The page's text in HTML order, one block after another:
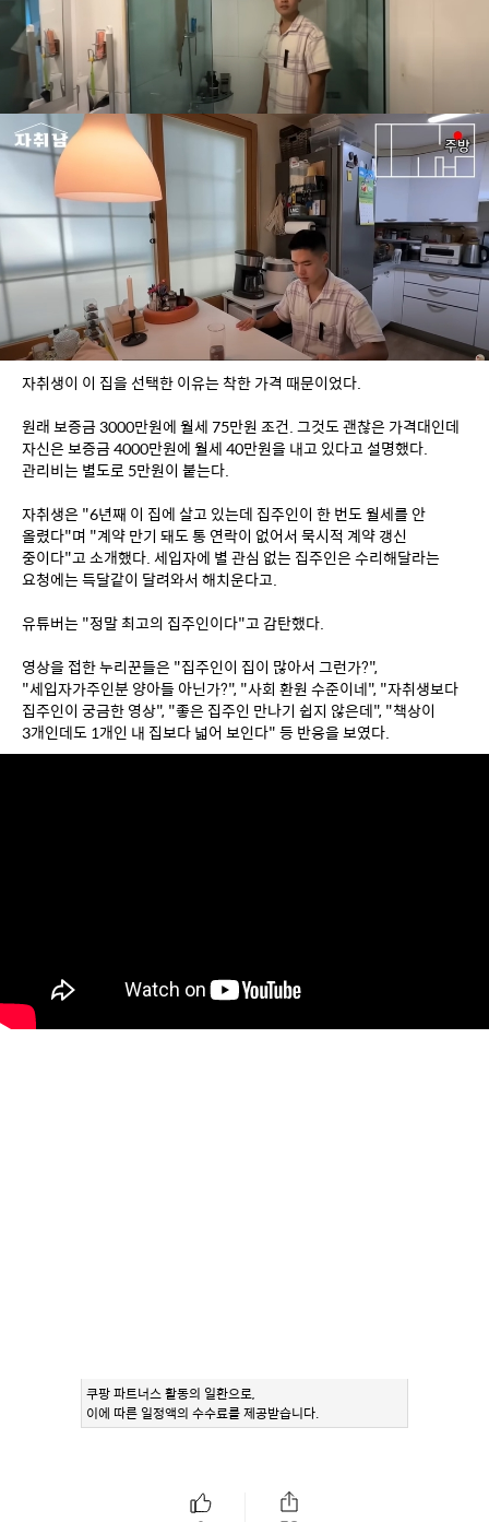
자취생이 이 집을 선택한 이유는 착한 가격 때문이었다.
원래 보증금 3000만원에 월세 75만원 조건. 그것도 괜찮은 가격대인데
자신은 보증금 4000만원에 월세 40만원을 내고 있다고 설명했다.
관리비는 별도로 5만원이 붙는다.
자취생은 "6년째 이 집에 살고 있는데 집주인이 한 번도 월세를 안
올렸다"며 "계약 만기 돼도 통 연락이 없어서 묵시적 계약 갱신
중이다"고 소개했다. 세입자에 별 관심 없는 집주인은 수리해달라는
요청에는 득달같이 달려와서 해치운다고.
유튜버는 "정말 최고의 집주인이다"고 감탄했다.
영상을 접한 누리꾼들은 "집주인이 집이 많아서 그런가?",
"세입자가주인분 양아들 아닌가?", "사회 환원 수준이네", "자취생보다
집주인이 궁금한 영상", "좋은 집주인 만나기 쉽지 않은데", "책상이
3개인데도 1개인 내 집보다 넓어 보인다" 등 반응을 보였다.
쿠팡 파트너스 활동의 일환으로,
이에 따른 일정액의 수수료를 제공받습니다.